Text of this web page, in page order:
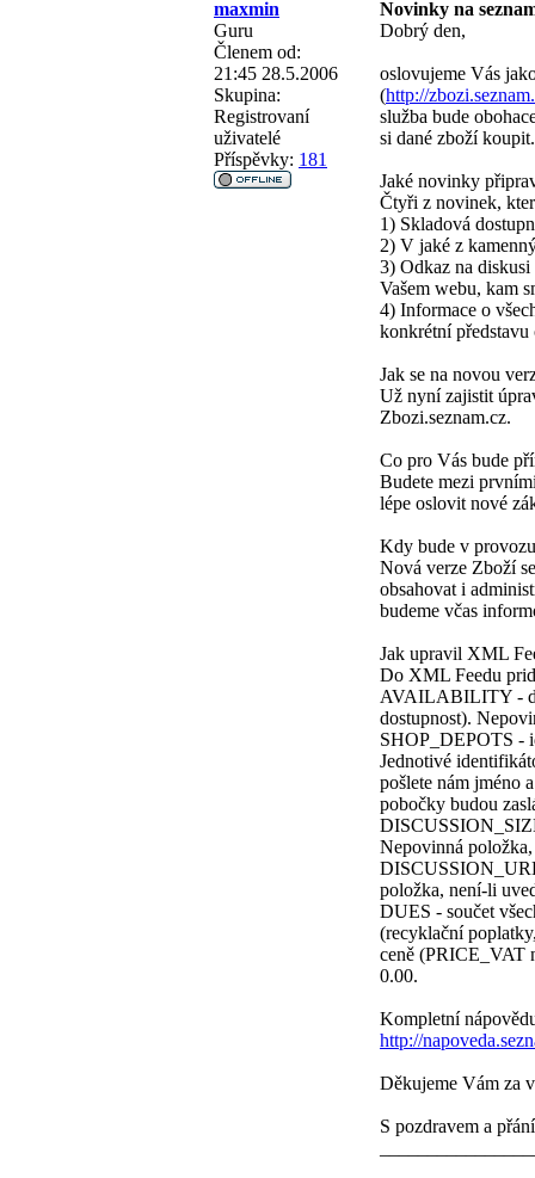
maxmin
Novinky na
Guru
Členem od:
21:45 28.5.2006
Skupina:
Registrovaní
uživatelé
Příspěvky: 181
Dobrý den,
oslovujeme Vás
(http://
služba bude
si dané zboží koupit.
Jaké novinky
Čtyři z novinek,
1) Skladová
2) V jaké z
3) Odkaz na
Vašem webu, kam
4) Informace o
konkrétní představu
Jak se na novou
Už nyní zajistit
Zbozi.seznam.cz.
Co pro Vás bude
Budete mezi
lépe oslovit nové
Kdy bude v
Nová verze Zboží
obsahovat i
budeme včas
Jak upravil XML
Do XML Feedu
AVAILABILITY -
dostupnost).
SHOP_DEPOTS -
Jednotivé
pošlete nám jméno
pobočky budou
Nepovinná
položka, není-li
DUES - součet
(recyklační
ceně (PRICE_VAT
0.00.
Kompletní
http://
Děkujeme Vám za
S pozdravem a